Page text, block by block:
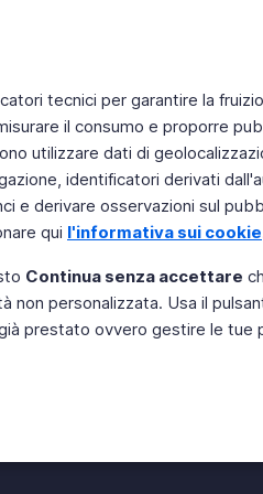
tecnici per garantire la
il consumo e proporre
utilizzare dati di
identificatori derivati
e derivare osservazioni sul
qui l'informativa sui cookie
Continua senza accettare
non personalizzata. Usa il
prestato ovvero gestire le tue